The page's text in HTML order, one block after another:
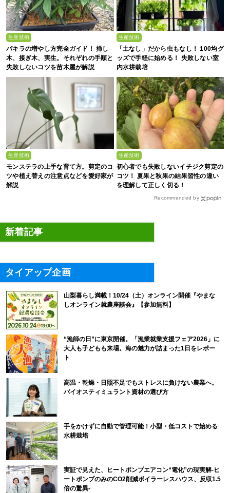
生産技術
パキラの増やし方完全ガイド！ 挿し
木、接ぎ木、実生。それぞれの手順と
失敗しないコツを苗木屋が解説
生産技術
「土なし」だから虫もなし！ 100均グ
ッズで手軽に始める！ 失敗しない室
内水耕栽培
生産技術
モンステラの上手な育て方。剪定のコ
ツや植え替えの注意点などを愛好家が
解説
生産技術
初心者でも失敗しないイチジク剪定の
コツ！ 夏果と秋果の結果習性の違い
を理解して正しく切る！
Recommended by
新着記事
タイアップ企画
山梨暮らし満載！10/24（土）オンライン開催『やまな
しオンライン就農座談会』【参加無料】
“漁師の日”に東京開催。「漁業就業支援フェア2026」に
大人も子どもも来場。海の魅力が詰まった1日をレポー
ト
高温・乾燥・日照不足でもストレスに負けない農業へ。
バイオスティミュラント資材の選び方
手をかけずに自動で管理可能！小型・低コストで始める
水耕栽培
実証で見えた、ヒートポンプエアコン“電化”の現実解-ヒ
ートポンプのみのCO2削減ボイラーレスハウス、反収1.5
倍の驚異-